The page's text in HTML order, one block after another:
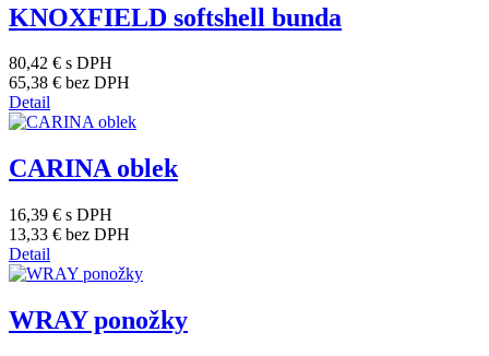
KNOXFIELD softshell bunda
80,42 € s DPH
65,38 € bez DPH
Detail
CARINA oblek
16,39 € s DPH
13,33 € bez DPH
Detail
WRAY ponožky